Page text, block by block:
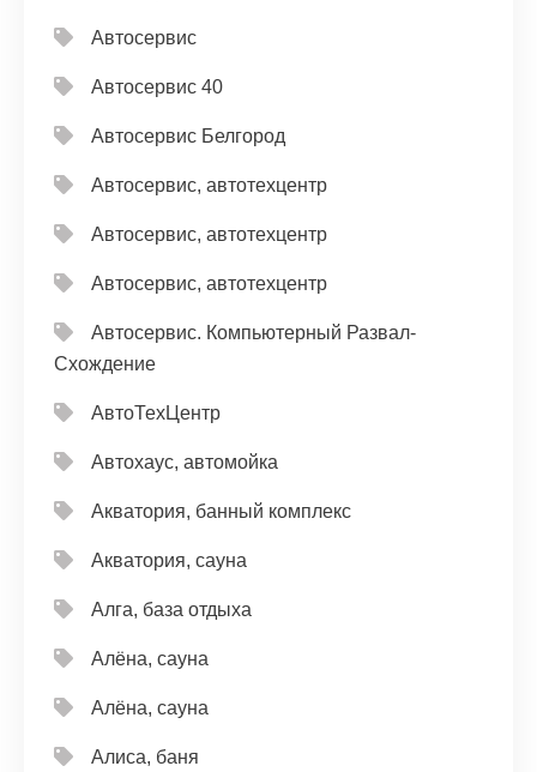
Автосервис
Автосервис 40
Автосервис Белгород
Автосервис, автотехцентр
Автосервис, автотехцентр
Автосервис, автотехцентр
Автосервис. Компьютерный Развал-
Схождение
АвтоТехЦентр
Автохаус, автомойка
Акватория, банный комплекс
Акватория, сауна
Алга, база отдыха
Алёна, сауна
Алёна, сауна
Алиса, баня